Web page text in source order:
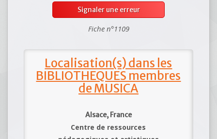
Signaler une erreur
Fiche n°1109
Localisation(s) dans les
BIBLIOTHEQUES membres
de MUSICA
Alsace, France
Centre de ressources